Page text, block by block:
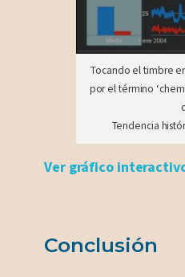
Tocando el timbre
por el término
Tendencia
Ver gráfico
Conclusión